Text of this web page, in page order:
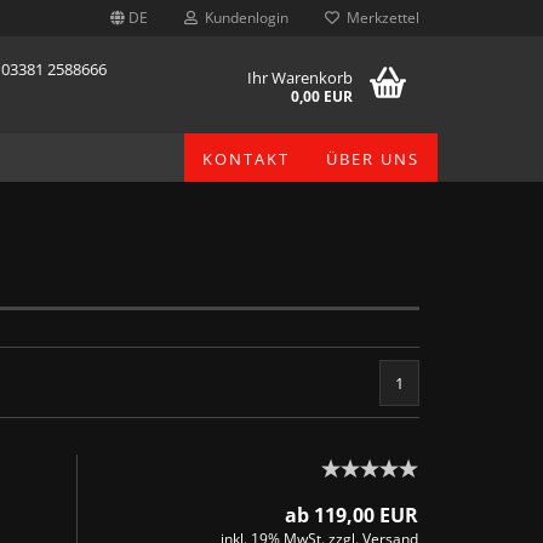
DE Kundenlogin Merkzettel
2588666 Ihr Warenkorb
0,00 EUR
KONTAKT ÜBER UNS
1
ab 119,00 EUR
inkl. 19% MwSt. zzgl.Versand